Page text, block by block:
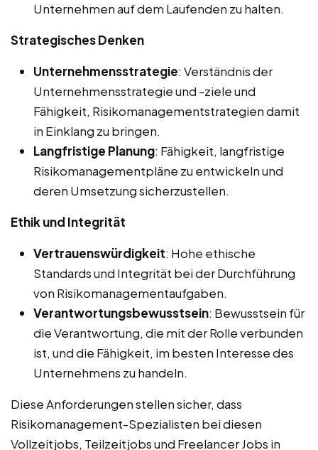
Unternehmen auf dem Laufenden zu halten.
Strategisches Denken
Unternehmensstrategie: Verständnis der
Unternehmensstrategie und -ziele und
Fähigkeit, Risikomanagementstrategien damit
in Einklang zu bringen.
Langfristige Planung: Fähigkeit, langfristige
Risikomanagementpläne zu entwickeln und
deren Umsetzung sicherzustellen.
Ethik und Integrität
Vertrauenswürdigkeit: Hohe ethische
Standards und Integrität bei der Durchführung
von Risikomanagementaufgaben.
Verantwortungsbewusstsein: Bewusstsein für
die Verantwortung, die mit der Rolle verbunden
ist, und die Fähigkeit, im besten Interesse des
Unternehmens zu handeln.
Diese Anforderungen stellen sicher, dass
Risikomanagement-Spezialisten bei diesen
Vollzeitjobs, Teilzeitjobs und Freelancer Jobs in